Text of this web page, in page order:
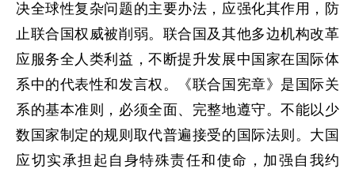
决全球性复杂问题的主要办法，应强化其作用，防
止联合国权威被削弱。联合国及其他多边机构改革
应服务全人类利益，不断提升发展中国家在国际体
系中的代表性和发言权。《联合国宪章》是国际关
系的基本准则，必须全面、完整地遵守。不能以少
数国家制定的规则取代普遍接受的国际法则。大国
应切实承担起自身特殊责任和使命，加强自我约